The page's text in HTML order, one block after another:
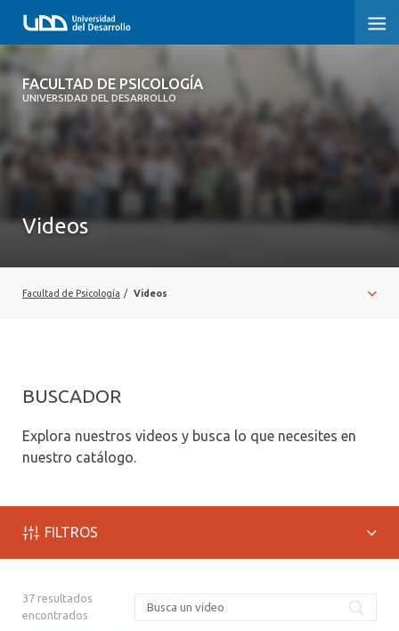
FACULTAD DE PSICOLOGÍA
UNIVERSIDAD DEL DESARROLLO
FACULTAD DE PSICOLOGÍA
ALUMNI PSICOLOGÍA UDD
SERVICIO DE PSICOLOGÍA INTEGRAL
Videos
Facultad de Psicología / Videos
BUSCADOR
Explora nuestros videos y busca lo que necesites en
nuestro catálogo.
FILTROS
37 resultados
encontrados